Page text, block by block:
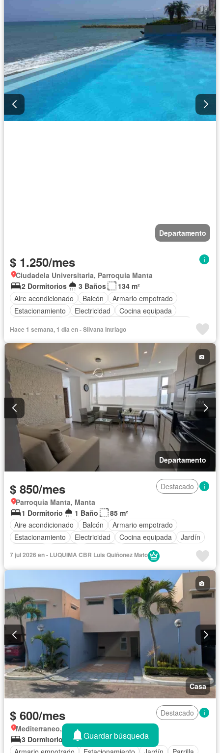
Departamento
$ 1.250/mes
Ciudadela Universitaria, Parroquia Manta
2 Dormitorios
3 Baños
134 m²
Aire acondicionado
Balcón
Armario empotrado
Estacionamiento
Electricidad
Cocina equipada
Agua
Garita de guardianía Gimnasio
Seguridad
Piscina Completamente amoblado
Hace 1 semana, 1 día en - Silvana Intriago
Departamento
$ 850/mes
Destacado
Parroquia Manta, Manta
1 Dormitorio
1 Baño
85 m²
Aire acondicionado
Balcón
Armario empotrado
Estacionamiento
Electricidad Cocina equipada
Jardín
Vista panorámica
Seguridad
7 jul 2026 en - LUQUIMA CBR Luis Quiñonez Mato
Casa
$ 600/mes
Destacado
Mediterraneo, Parroquia Manta
3 Dormitorios
4,5 Baños
200 m²
Guardar búsqueda